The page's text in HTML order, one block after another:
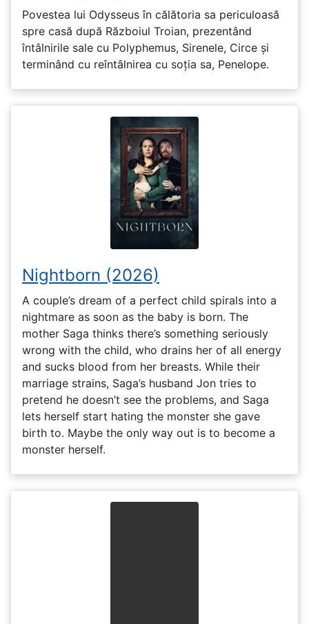
Povestea lui Odysseus în călătoria sa periculoasă
spre casă după Războiul Troian, prezentând
întâlnirile sale cu Polyphemus, Sirenele, Circe și
terminând cu reîntâlnirea cu soția sa, Penelope.
Nightborn (2026)
A couple’s dream of a perfect child spirals into a
nightmare as soon as the baby is born. The
mother Saga thinks there’s something seriously
wrong with the child, who drains her of all energy
and sucks blood from her breasts. While their
marriage strains, Saga’s husband Jon tries to
pretend he doesn’t see the problems, and Saga
lets herself start hating the monster she gave
birth to. Maybe the only way out is to become a
monster herself.